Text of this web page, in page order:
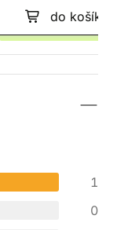
do košíku
1
0